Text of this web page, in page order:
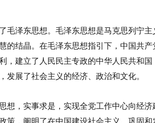
毛泽东思想。毛泽东思想是马克思列宁主
的结晶。在毛泽东思想指引下，中国共产
，建立了人民民主专政的中华人民共和国
展了社会主义的经济、政治和文化。
想，实事求是，实现全党工作中心向经济
策，阐明了在中国建设社会主义、巩固和